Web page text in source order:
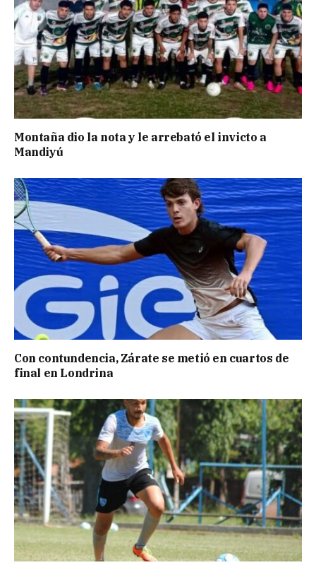
Montaña dio la nota y le arrebató el invicto a
Mandiyú
Con contundencia, Zárate se metió en cuartos de
final en Londrina